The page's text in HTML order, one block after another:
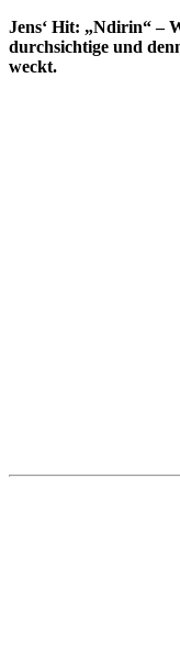
Jens‘ Hit: „Ndirin“ –
durchsichtige und
weckt.